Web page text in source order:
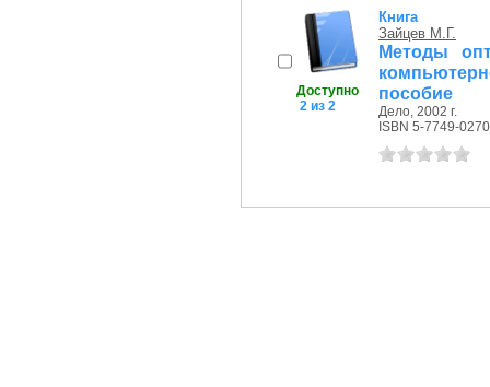
Доступно
2 из 2
Книга
Зайцев М.Г.
Методы
пособие
Дело, 2002 г.
ISBN 5-7749-